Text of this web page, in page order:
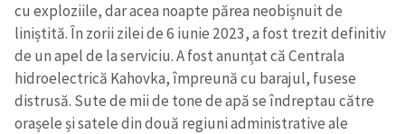
cu exploziile, dar acea noapte părea neobișnuit de
liniștită. În zorii zilei de 6 iunie 2023, a fost trezit definitiv
de un apel de la serviciu. A fost anunțat că Centrala
hidroelectrică Kahovka, împreună cu barajul, fusese
distrusă. Sute de mii de tone de apă se îndreptau către
orașele și satele din două regiuni administrative ale